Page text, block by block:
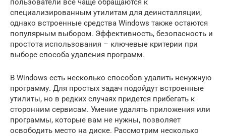
пользователи все чаще обращаются к
специализированным утилитам для деинсталляции,
однако встроенные средства Windows также остаются
популярным выбором. Эффективность, безопасность и
простота использования – ключевые критерии при
выборе способа удаления программ.
В Windows есть несколько способов удалить ненужную
программу. Для простых задач подойдут встроенные
утилиты, но в редких случаях придется прибегать к
сторонним сервисам. Умение удалять приложения или
программы, которые вам не нужны, позволяет
освободить место на диске. Рассмотрим несколько